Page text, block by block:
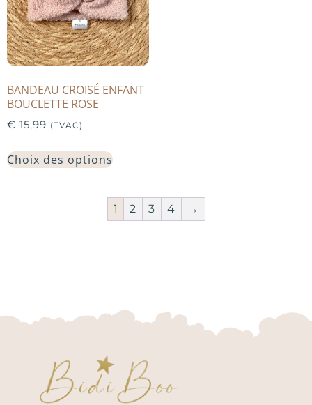
BANDEAU CROISÉ ENFANT
BOUCLETTE ROSE
€ 15,99 (TVAC)
Choix des options
1 2 3 4 →